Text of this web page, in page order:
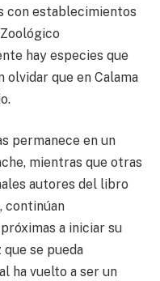
con establecimientos
hay especies que
olvidar que en Calama
permanece en un
mientras que otras
autores del libro
continúan
a iniciar su
se pueda
ha vuelto a ser un